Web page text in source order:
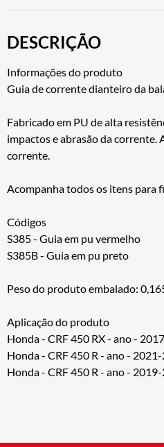
DESCRIÇÃO
Informações do produto
Guia de corrente dianteiro da
Fabricado em PU de alta
impactos e abrasão da corrente.
corrente.
Acompanha todos os itens para
Códigos
S385 - Guia em pu vermelho
S385B - Guia em pu preto
Peso do produto embalado:
Aplicação do produto
Honda - CRF 450 RX - ano -
Honda - CRF 450 R - ano -
Honda - CRF 450 R - ano -